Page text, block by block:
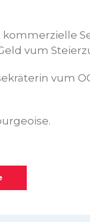
kommerzielle
vum
vum